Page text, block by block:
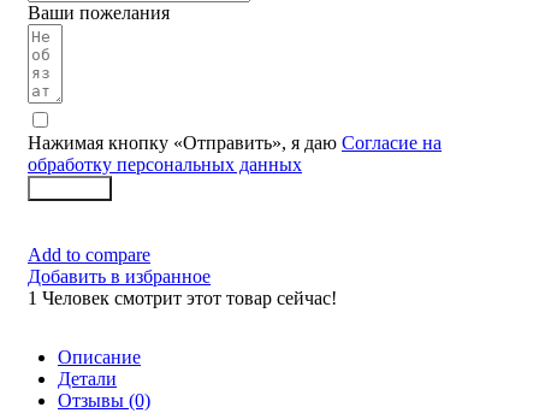
Ваши пожелания
Нажимая кнопку «Отправить», я даю Согласие на
обработку персональных данных
Add to compare
Добавить в избранное
1 Человек смотрит этот товар сейчас!
Описание
Детали
Отзывы (0)